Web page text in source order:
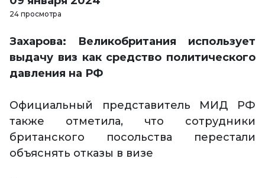
24 просмотра
Захарова: Великобритания использует
выдачу виз как средство политического
давления на РФ
Официальный представитель МИД РФ
также отметила, что сотрудники
британского посольства перестали
объяснять отказы в визе